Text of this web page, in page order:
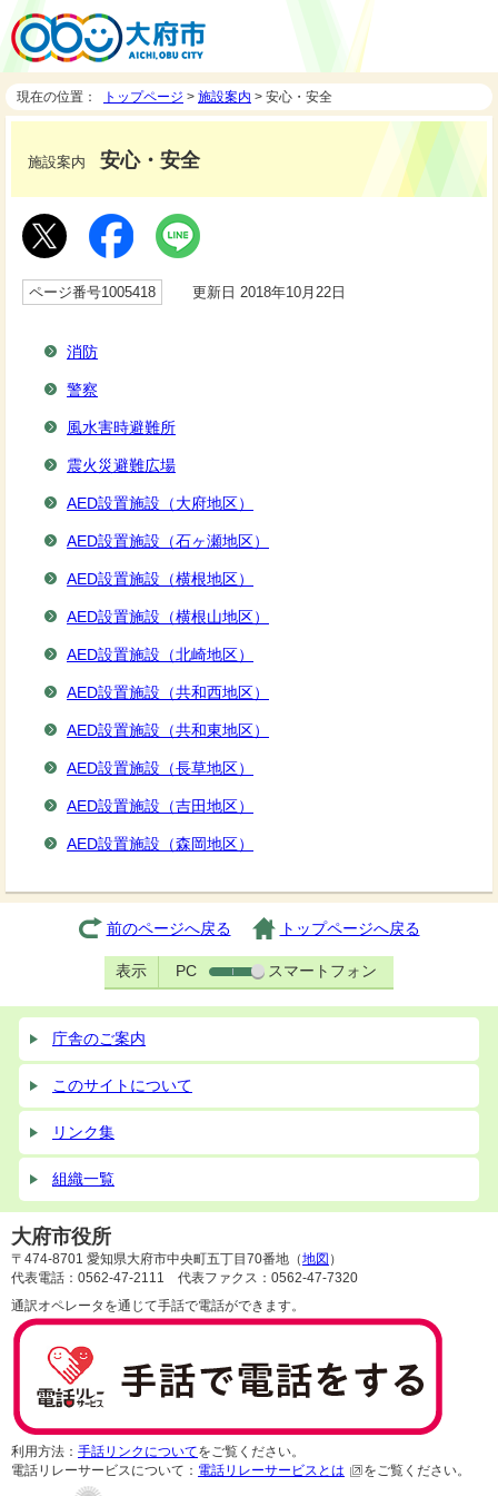
現在の位置： トップページ > 施設案内 > 安心・安全
施設案内 安心・安全
ページ番号1005418 更新日 2018年10月22日
消防
警察
風水害時避難所
震火災避難広場
AED設置施設（大府地区）
AED設置施設（石ヶ瀬地区）
AED設置施設（横根地区）
AED設置施設（横根山地区）
AED設置施設（北崎地区）
AED設置施設（共和西地区）
AED設置施設（共和東地区）
AED設置施設（長草地区）
AED設置施設（吉田地区）
AED設置施設（森岡地区）
前のページへ戻る トップページへ戻る
表示 PC スマートフォン
庁舎のご案内
このサイトについて
リンク集
組織一覧
大府市役所
〒474-8701 愛知県大府市中央町五丁目70番地（地図 ）
代表電話：0562-47-2111 代表ファクス：0562-47-7320
通訳オペレータを通じて手話で電話ができます。
利用方法： 手話リンクについてをご覧ください。
電話リレーサービスについて： 電話リレーサービスとは をご覧ください。